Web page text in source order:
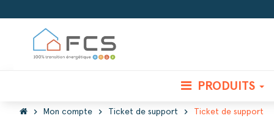
PRODUITS
chevron_right Mon compte chevron_right Ticket de support chevron_right Ticket de support